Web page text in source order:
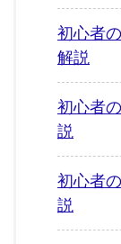
初心者
解説
初心者
説
初心者
説